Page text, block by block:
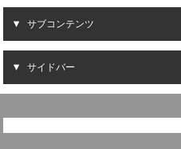
サブコンテンツ
サイドバー